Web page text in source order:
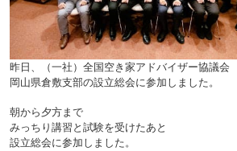
昨日、（一社）全国空き家アドバイザー協議会
岡山県倉敷支部の設立総会に参加しました。
朝から夕方まで
みっちり講習と試験を受けたあと
設立総会に参加しました。